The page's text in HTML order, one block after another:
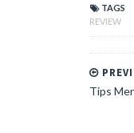
TAGS
REVIEW
Tips